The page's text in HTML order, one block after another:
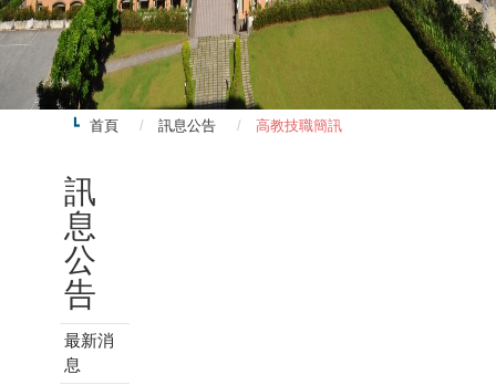
首頁 訊息公告 高教技職簡訊
訊
息
公
告
最新消
息